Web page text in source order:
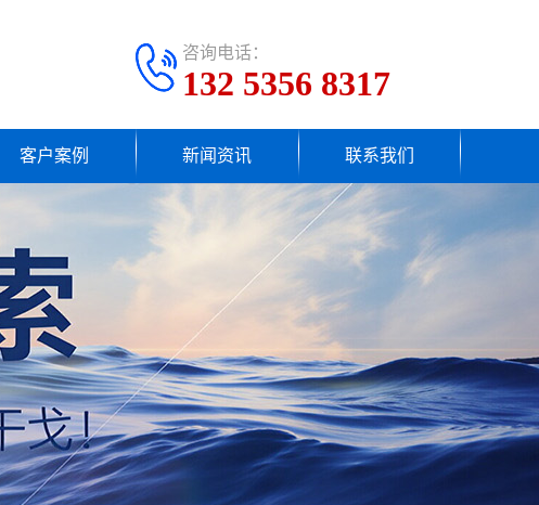
咨询电话：
132 5356 8317
客户案例 新闻资讯 联系我们